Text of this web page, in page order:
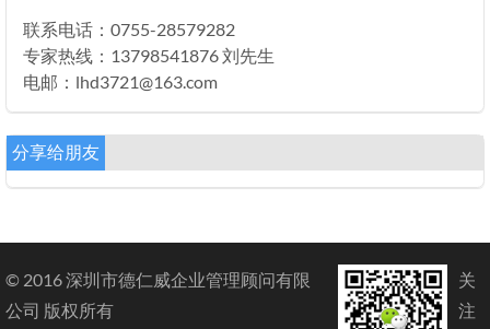
联系电话：0755-28579282
专家热线：13798541876 刘先生
电邮：lhd3721@163.com
分享给朋友
© 2016 深圳市德仁威企业管理顾问有限
公司 版权所有
关
注